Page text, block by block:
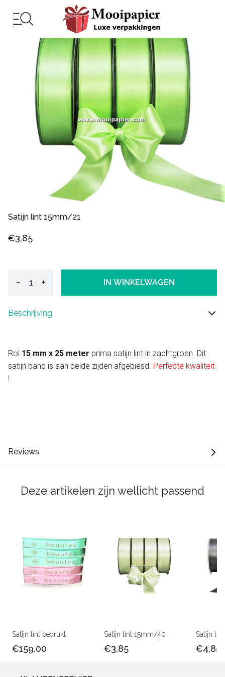
Satijn lint 15mm/21
€3,85
− + IN WINKELWAGEN
Beschrijving
Rol 15 mm x 25 meter prima satijn lint in zachtgroen. Dit
satijn band is aan beide zijden afgebiesd. Perfecte kwaliteit
!
Reviews
Deze artikelen zijn wellicht passend
Satijn lint bedrukt
€159,00
Satijn lint 15mm/40
€3,85
Satijn
€4,85